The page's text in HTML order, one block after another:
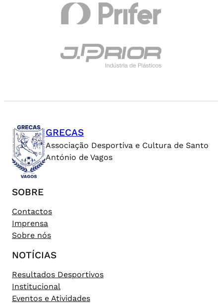
GRECAS
Associação Desportiva e Cultura de Santo
António de Vagos
SOBRE
Contactos
Imprensa
Sobre nós
NOTÍCIAS
Resultados Desportivos
Institucional
Eventos e Atividades